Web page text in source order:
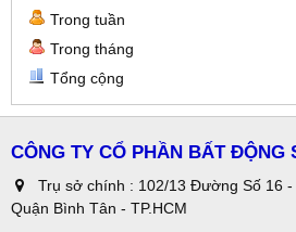
Trong tuần
Trong tháng
Tổng cộng
CÔNG TY CỔ PHẦN BẤT ĐỘNG
Trụ sở chính : 102/13 Đường Số 16
Quận Bình Tân - TP.HCM